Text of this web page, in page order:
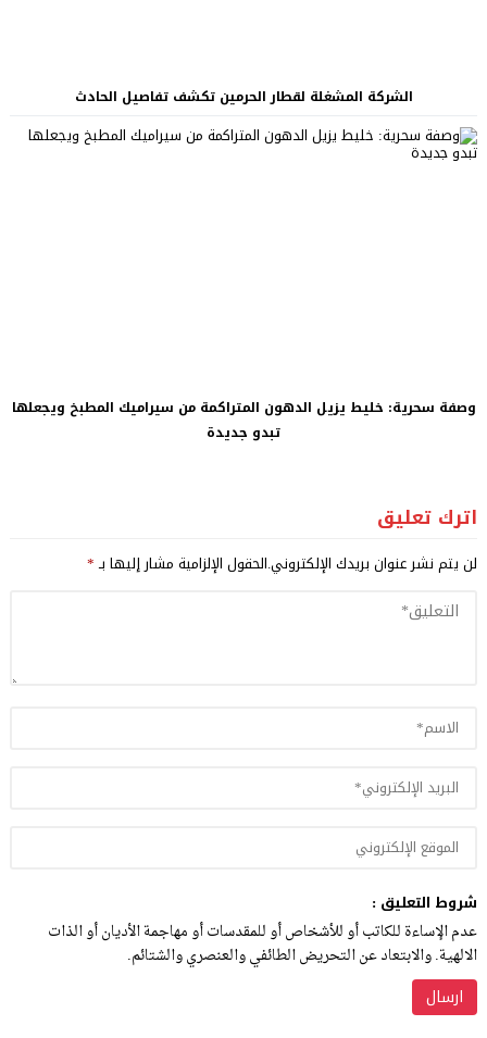
الشركة المشغلة لقطار الحرمين تكشف تفاصيل الحادث
وصفة سحرية: خليط يزيل الدهون المتراكمة من سيراميك المطبخ ويجعلها
تبدو جديدة
اترك تعليق
لن يتم نشر عنوان بريدك الإلكتروني.الحقول الإلزامية مشار إليها بـ*
شروط التعليق :
عدم الإساءة للكاتب أو للأشخاص أو للمقدسات أو مهاجمة الأديان أو الذات
الالهية. والابتعاد عن التحريض الطائفي والعنصري والشتائم.